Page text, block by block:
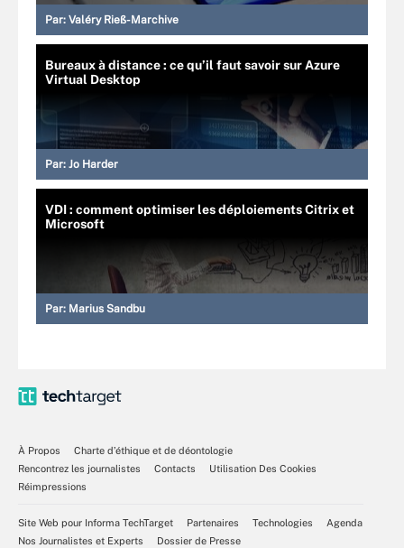
Par: Valéry Rieß-Marchive
Bureaux à distance : ce qu’il faut savoir sur Azure
Virtual Desktop
Par: Jo Harder
VDI : comment optimiser les déploiements Citrix et
Microsoft
Par: Marius Sandbu
À Propos
Charte d’éthique et de déontologie
Rencontrez les journalistes
Contacts
Utilisation Des Cookies
Réimpressions
Site Web pour Informa TechTarget Partenaires Technologies
Agenda
Nos Journalistes et Experts
Dossier de Presse